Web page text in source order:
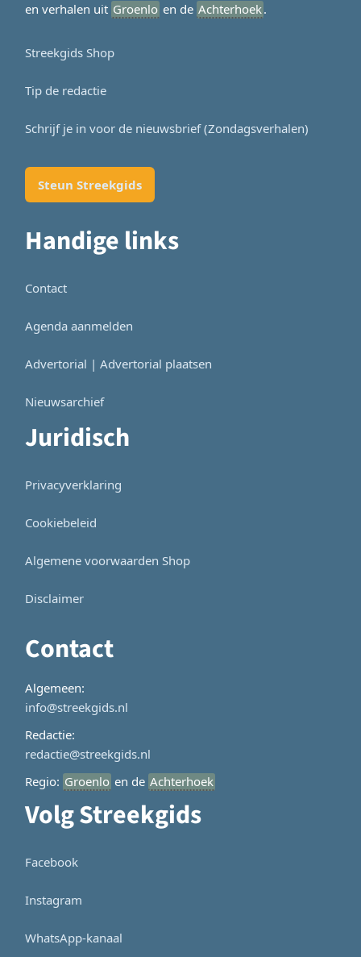
en verhalen uit Groenlo en de Achterhoek.
Streekgids Shop
Tip de redactie
Schrijf je in voor de nieuwsbrief (Zondagsverhalen)
Steun Streekgids
Handige links
Contact
Agenda aanmelden
Advertorial | Advertorial plaatsen
Nieuwsarchief
Juridisch
Privacyverklaring
Cookiebeleid
Algemene voorwaarden Shop
Disclaimer
Contact
Algemeen:
info@streekgids.nl
Redactie:
redactie@streekgids.nl
Regio: Groenlo en de Achterhoek
Volg Streekgids
Facebook
Instagram
WhatsApp-kanaal